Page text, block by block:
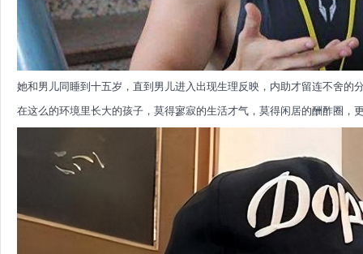
她和男儿同睡到十五岁，直到男儿进入出现生理反映，内助才留连不舍的
在这么的环境里长大的孩子，莫得寥寂的生活才气，莫得闲居的酬酢圈，